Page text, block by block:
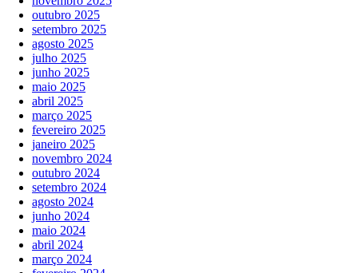
outubro 2025
setembro 2025
agosto 2025
julho 2025
junho 2025
maio 2025
abril 2025
março 2025
fevereiro 2025
janeiro 2025
novembro 2024
outubro 2024
setembro 2024
agosto 2024
junho 2024
maio 2024
abril 2024
março 2024